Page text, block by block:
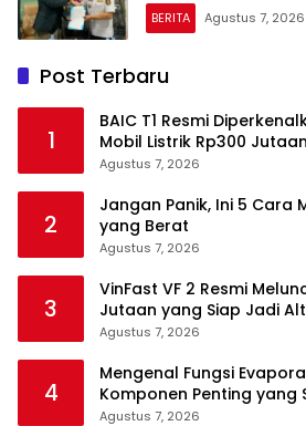
BERITA Agustus 7, 2026
Post Terbaru
1
BAIC T1 Resmi
Mobil Listrik Rp300
Pasar EV
Agustus 7, 2026
2
Jangan Panik, Ini 5 Cara
yang Berat
Agustus 7, 2026
3
VinFast VF 2 Resmi
Jutaan yang Siap Jadi
Motor
Agustus 7, 2026
4
Mengenal Fungsi
Komponen Penting yang
Agustus 7, 2026